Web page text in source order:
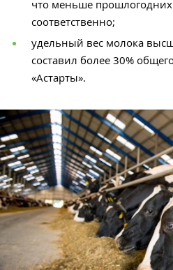
что меньше
соответственно;
удельный вес молока
составил более 30%
«Астарты».